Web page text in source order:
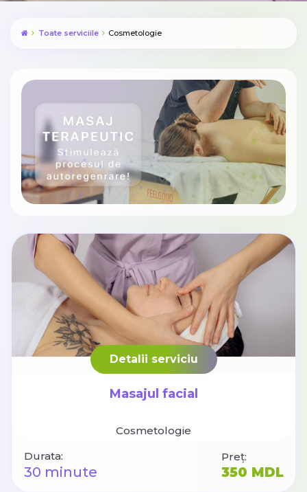
Toate serviciile Cosmetologie
Detalii serviciu
Masajul facial
Cosmetologie
Durata:
30 minute
Preț:
350 MDL